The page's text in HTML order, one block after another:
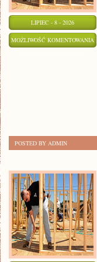
LIPIEC - 8 - 2026
MOŻLIWOŚĆ KOMENTOWANIA
POSTED BY ADMIN